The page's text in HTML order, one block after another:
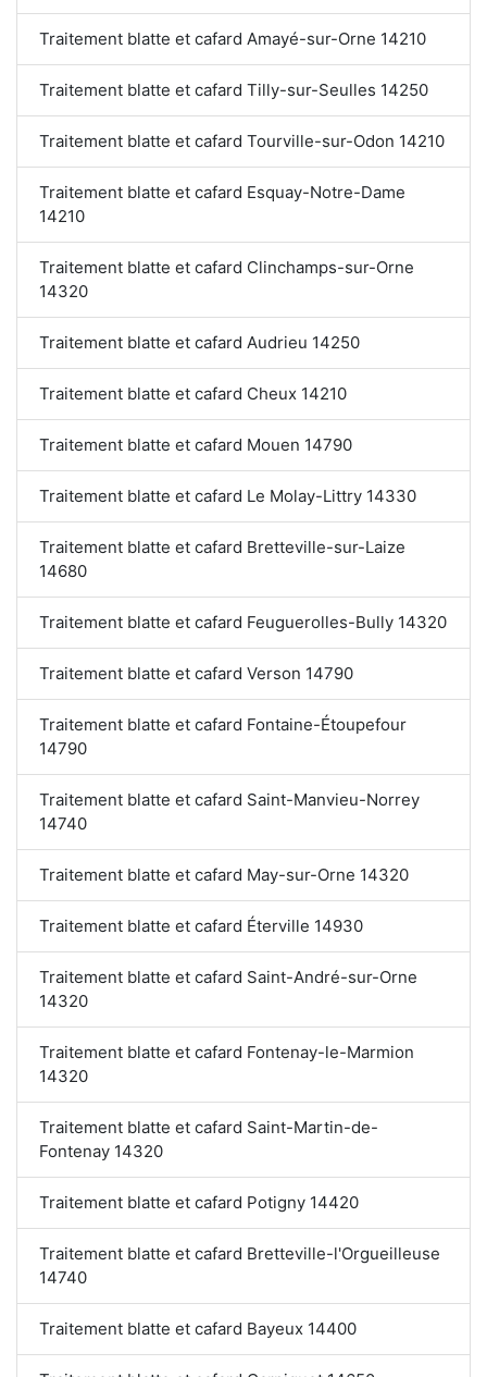
Traitement blatte et cafard Amayé-sur-Orne 14210
Traitement blatte et cafard Tilly-sur-Seulles 14250
Traitement blatte et cafard Tourville-sur-Odon 14210
Traitement blatte et cafard Esquay-Notre-Dame
14210
Traitement blatte et cafard Clinchamps-sur-Orne
14320
Traitement blatte et cafard Audrieu 14250
Traitement blatte et cafard Cheux 14210
Traitement blatte et cafard Mouen 14790
Traitement blatte et cafard Le Molay-Littry 14330
Traitement blatte et cafard Bretteville-sur-Laize
14680
Traitement blatte et cafard Feuguerolles-Bully 14320
Traitement blatte et cafard Verson 14790
Traitement blatte et cafard Fontaine-Étoupefour
14790
Traitement blatte et cafard Saint-Manvieu-Norrey
14740
Traitement blatte et cafard May-sur-Orne 14320
Traitement blatte et cafard Éterville 14930
Traitement blatte et cafard Saint-André-sur-Orne
14320
Traitement blatte et cafard Fontenay-le-Marmion
14320
Traitement blatte et cafard Saint-Martin-de-
Fontenay 14320
Traitement blatte et cafard Potigny 14420
Traitement blatte et cafard Bretteville-l'Orgueilleuse
14740
Traitement blatte et cafard Bayeux 14400